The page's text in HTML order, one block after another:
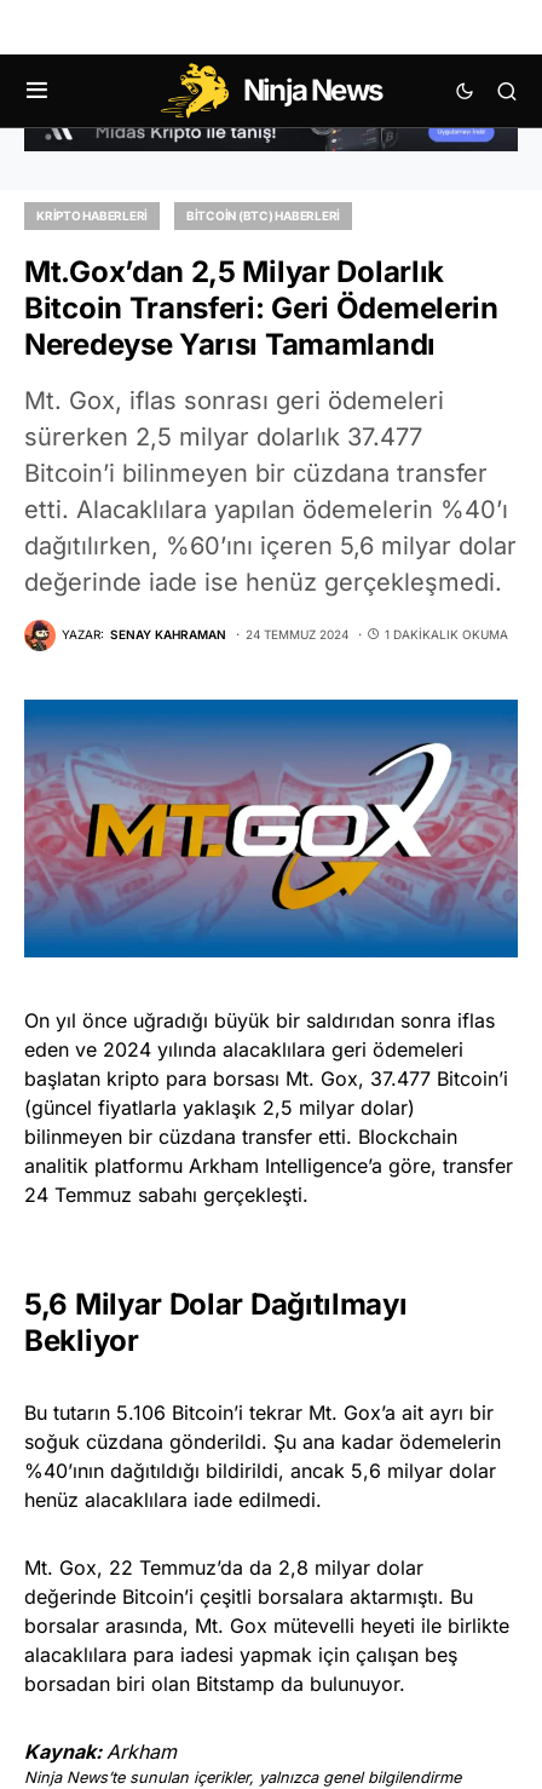
Ninja News
KRIPTO HABERLERI BITCOIN (BTC) HABERLERI
Mt.Gox’dan 2,5 Milyar Dolarlık
Bitcoin Transferi: Geri Ödemelerin
Neredeyse Yarısı Tamamlandı
Mt. Gox, iflas sonrası geri ödemeleri
sürerken 2,5 milyar dolarlık 37.477
Bitcoin’i bilinmeyen bir cüzdana transfer
etti. Alacaklılara yapılan ödemelerin %40’ı
dağıtılırken, %60’ını içeren 5,6 milyar dolar
değerinde iade ise henüz gerçekleşmedi.
YAZAR: SENAY KAHRAMAN 24 TEMMUZ 2024 1 DAKIKALIK OKUMA
On yıl önce uğradığı büyük bir saldırıdan sonra iflas
eden ve 2024 yılında alacaklılara geri ödemeleri
başlatan kripto para borsası Mt. Gox, 37.477 Bitcoin’i
(güncel fiyatlarla yaklaşık 2,5 milyar dolar)
bilinmeyen bir cüzdana transfer etti. Blockchain
analitik platformu Arkham Intelligence’a göre, transfer
24 Temmuz sabahı gerçekleşti.
5,6 Milyar Dolar Dağıtılmayı
Bekliyor
Bu tutarın 5.106 Bitcoin’i tekrar Mt. Gox’a ait ayrı bir
soğuk cüzdana gönderildi. Şu ana kadar ödemelerin
%40’ının dağıtıldığı bildirildi, ancak 5,6 milyar dolar
henüz alacaklılara iade edilmedi.
Mt. Gox, 22 Temmuz’da da 2,8 milyar dolar
değerinde Bitcoin’i çeşitli borsalara aktarmıştı. Bu
borsalar arasında, Mt. Gox mütevelli heyeti ile birlikte
alacaklılara para iadesi yapmak için çalışan beş
borsadan biri olan Bitstamp da bulunuyor.
Kaynak:Arkham
Ninja News’te sunulan içerikler, yalnızca genel bilgilendirme